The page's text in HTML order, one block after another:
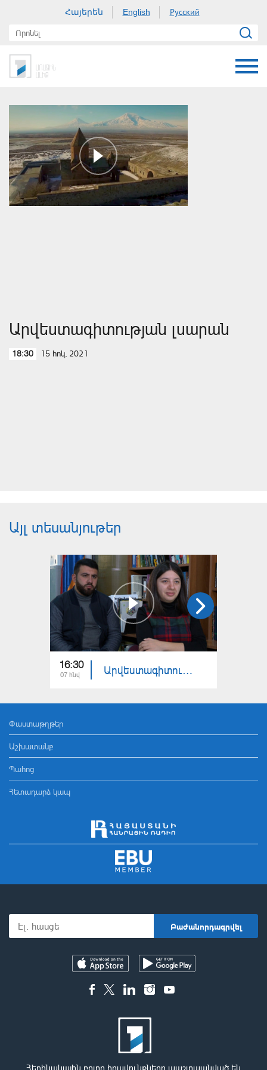
Հայերեն English Русский
Արվեստագիտության լսարան
18:30 15 հոկ, 2021
Այլ տեսանյութեր
16:30
07 հնվ Արվեստագիտության լսարան
Փաստաթղթեր
Աշխատանք
Պահոց
Հետադարձ կապ
Հեղինակային բոլոր իրավունքները պաշտպանված են